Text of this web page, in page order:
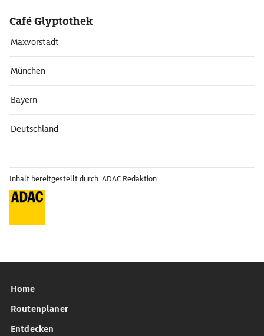
Café Glyptothek
Maxvorstadt
München
Bayern
Deutschland
Inhalt bereitgestellt durch: ADAC Redaktion
Home
Routenplaner
Entdecken